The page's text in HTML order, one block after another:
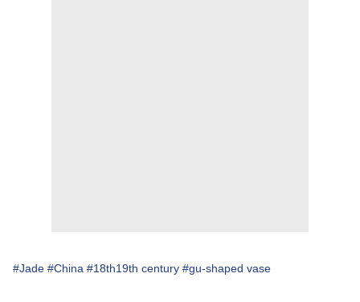
#Jade #China #18th19th century #gu-shaped vase